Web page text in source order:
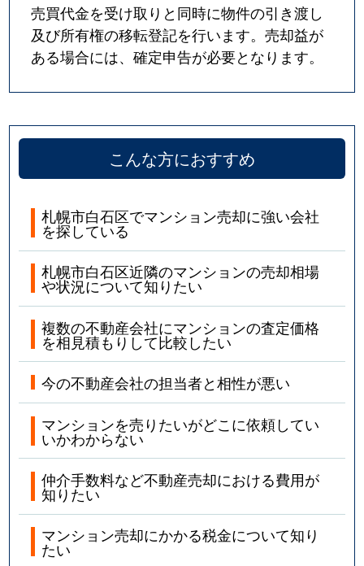
売買代金を受け取りと同時に物件の引き渡し
及び所有権の移転登記を行います。売却益が
ある場合には、確定申告が必要となります。
こんな方におすすめ
札幌市白石区でマンション売却に強い会社
を探している
札幌市白石区近隣のマンションの売却相場
や状況について知りたい
複数の不動産会社にマンションの査定価格
を相見積もりして比較したい
今の不動産会社の担当者と相性が悪い
マンションを売りたいがどこに依頼してい
いかわからない
仲介手数料など不動産売却における費用が
知りたい
マンション売却にかかる税金について知り
たい